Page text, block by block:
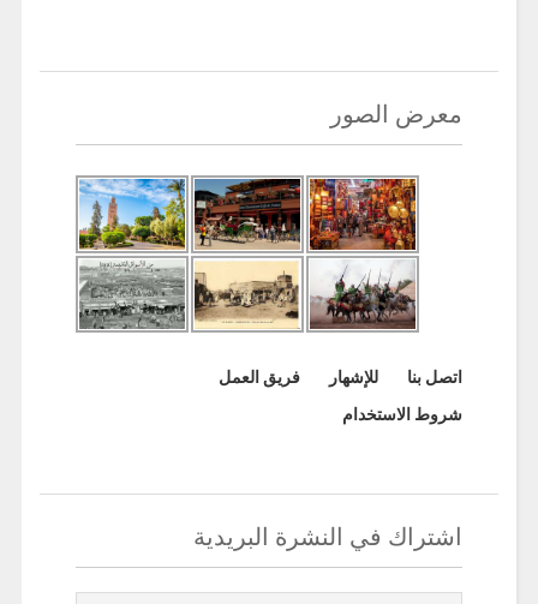
معرض الصور
اتصل بنا للإشهار
فريق العمل
شروط الاستخدام
اشتراك في النشرة البريدية